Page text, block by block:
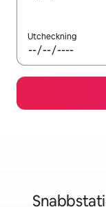
Utcheckning